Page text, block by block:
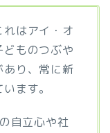
れはアイ・オ
ものつぶや
あり、常に新
ます。
自立心や社